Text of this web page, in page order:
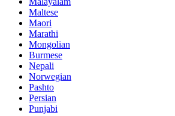
Maltese
Maori
Marathi
Mongolian
Burmese
Nepali
Norwegian
Pashto
Persian
Punjabi